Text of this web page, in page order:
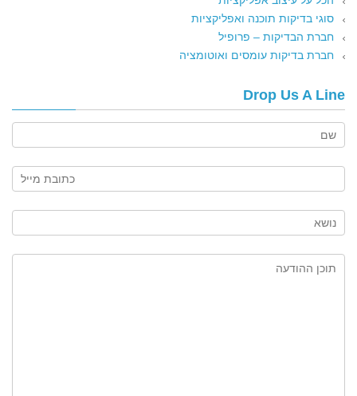
סוגי בדיקות תוכנה ואפליקציות
חברת הבדיקות – פרופיל
חברת בדיקות עומסים ואוטומציה
Drop Us A Line